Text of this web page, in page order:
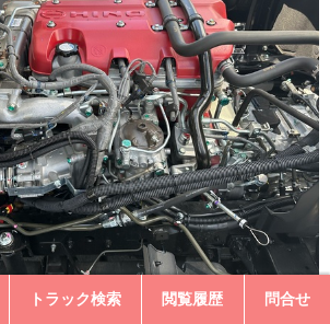
トラック検索 閲覧履歴 問合せ